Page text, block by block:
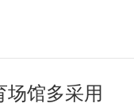
场馆多采用